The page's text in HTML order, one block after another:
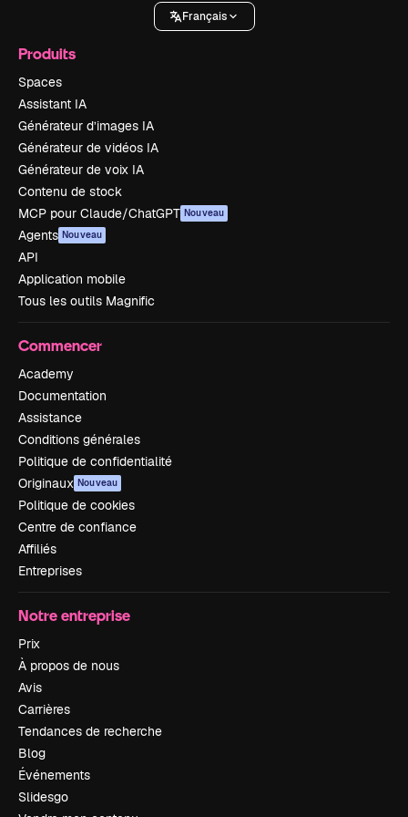
Français
Produits
Spaces
Assistant IA
Générateur d’images IA
Générateur de vidéos IA
Générateur de voix IA
Contenu de stock
MCP pour Claude/ChatGPT Nouveau
Agents Nouveau
API
Application mobile
Tous les outils Magnific
Commencer
Academy
Documentation
Assistance
Conditions générales
Politique de confidentialité
Originaux Nouveau
Politique de cookies
Centre de confiance
Affiliés
Entreprises
Notre entreprise
Prix
À propos de nous
Avis
Carrières
Tendances de recherche
Blog
Événements
Slidesgo